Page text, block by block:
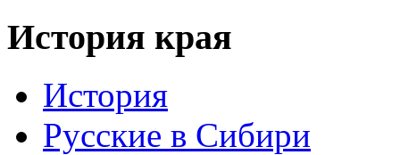
История края
История
Русские в Сибири